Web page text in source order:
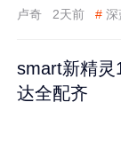
卢奇 2天前 # 深
smart新精灵
达全配齐